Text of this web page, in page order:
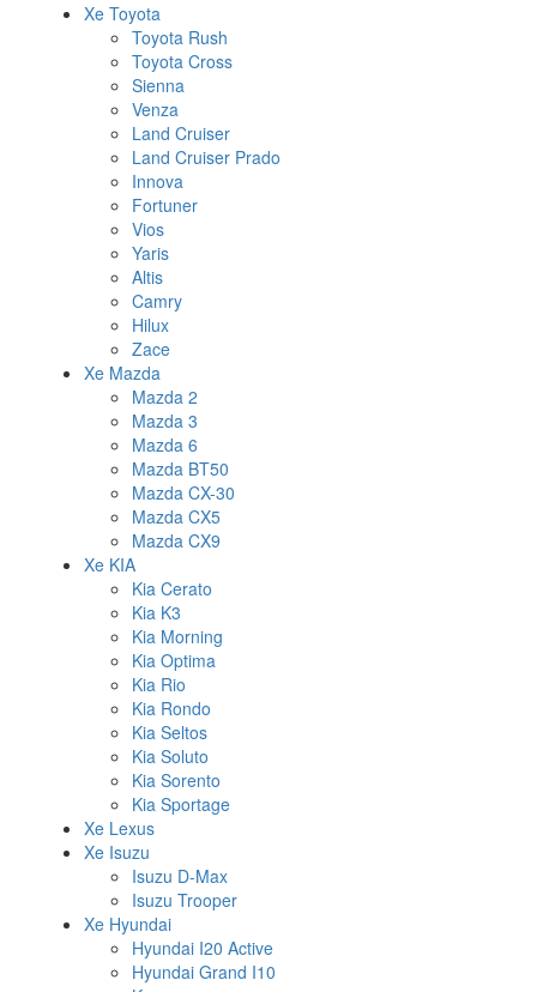
Xe Toyota
Toyota Rush
Toyota Cross
Sienna
Venza
Land Cruiser
Land Cruiser Prado
Innova
Fortuner
Vios
Yaris
Altis
Camry
Hilux
Zace
Xe Mazda
Mazda 2
Mazda 3
Mazda 6
Mazda BT50
Mazda CX-30
Mazda CX5
Mazda CX9
Xe KIA
Kia Cerato
Kia K3
Kia Morning
Kia Optima
Kia Rio
Kia Rondo
Kia Seltos
Kia Soluto
Kia Sorento
Kia Sportage
Xe Lexus
Xe Isuzu
Isuzu D-Max
Isuzu Trooper
Xe Hyundai
Hyundai I20 Active
Hyundai Grand I10